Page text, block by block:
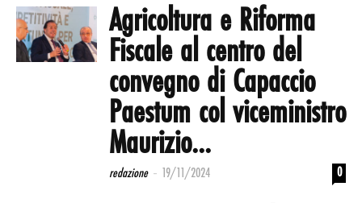
Agricoltura e Riforma
Fiscale al centro del
convegno di Capaccio
Paestum col viceministro
Maurizio...
redazione - 19/11/2024 0